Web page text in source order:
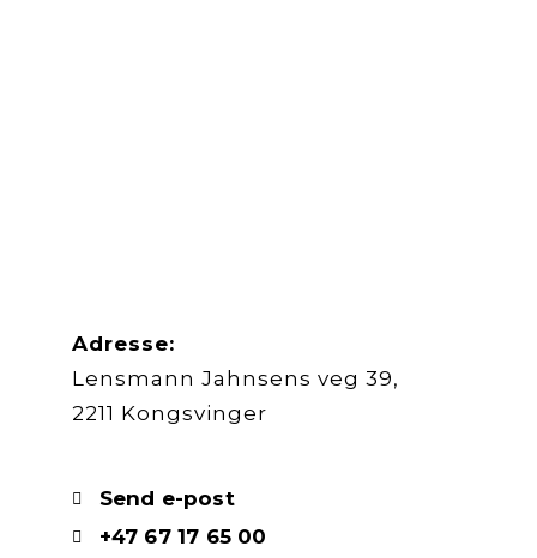
Adresse:
Lensmann Jahnsens veg 39,
2211 Kongsvinger
Send e-post
+47 67 17 65 00